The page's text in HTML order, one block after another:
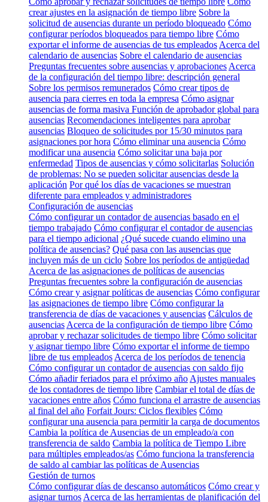
crear ajustes en la asignación de tiempo libre Sobre la
solicitud de ausencias durante un período bloqueado Cómo
configurar períodos bloqueados para tiempo libre Cómo
exportar el informe de ausencias de tus empleados Acerca del
calendario de ausencias Sobre el calendario de ausencias
Preguntas frecuentes sobre ausencias y aprobaciones Acerca
de la configuración del tiempo libre: descripción general
Sobre los permisos remunerados Cómo crear tipos de
ausencia para cierres en toda la empresa Cómo asignar
ausencias de forma masiva Función de aprobador global para
ausencias Recomendaciones inteligentes para aprobar
ausencias Bloqueo de solicitudes por 15/30 minutos para
asignaciones por hora Cómo eliminar una ausencia Cómo
modificar una ausencia Cómo solicitar una baja por
enfermedad Tipos de ausencias y cómo solicitarlas Solución
de problemas: No se pueden solicitar ausencias desde la
aplicación Por qué los días de vacaciones se muestran
diferente para empleados y administradores
Configuración de ausencias
Cómo configurar un contador de ausencias basado en el
tiempo trabajado Cómo configurar el contador de ausencias
para el tiempo adicional ¿Qué sucede cuando elimino una
política de ausencias? Qué pasa con las ausencias que
incluyen más de un ciclo Sobre los períodos de antigüedad
Acerca de las asignaciones de políticas de ausencias
Preguntas frecuentes sobre la configuración de ausencias
Cómo crear y asignar políticas de ausencias Cómo configurar
las asignaciones de tiempo libre Cómo configurar la
transferencia de días de vacaciones y ausencias Cálculos de
ausencias Acerca de la configuración de tiempo libre Cómo
aprobar y rechazar solicitudes de tiempo libre Cómo solicitar
y asignar tiempo libre Cómo exportar el informe de tiempo
libre de tus empleados Acerca de los períodos de tenencia
Cómo configurar un contador de ausencias con saldo fijo
Cómo añadir feriados para el próximo año Ajustes manuales
de los contadores de tiempo libre Cambiar el total de días de
vacaciones entre años Cómo funciona el arrastre de ausencias
al final del año Forfait Jours: Ciclos flexibles Cómo
configurar una ausencia para permitir la carga de documentos
Cambia la política de Ausencias de un empleado/a con
transferencia de saldo Cambia la política de Tiempo Libre
para múltiples empleados/as Cómo funciona la transferencia
de saldo al cambiar las políticas de Ausencias
Gestión de turnos
Cómo configurar días de descanso automáticos Cómo crear y
asignar turnos Acerca de las herramientas de planificación del